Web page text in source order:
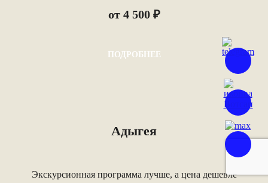
от 4 500 ₽
ПОДРОБНЕЕ
Адыгея
Экскурсионная программа лучше, а цена дешевле